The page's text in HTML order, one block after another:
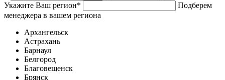
Укажите Ваш регион*
Подберем
менеджера в вашем региона
Архангельск
Астрахань
Барнаул
Белгород
Благовещенск
Брянск